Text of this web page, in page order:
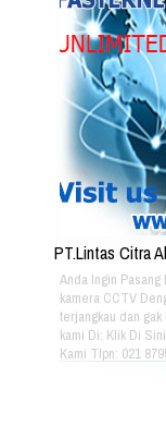
PT.Lintas Citra
Anda Ingin Pasang
kamera CCTV
terjangkau dan gak
kami Di: Klik Di
Kami Tlpn: 021